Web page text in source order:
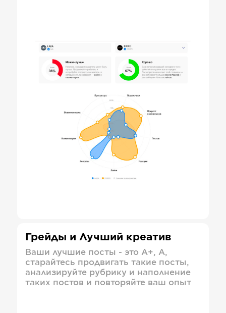
Грейды и Лучший креатив
Ваши лучшие посты - это А+, А,
старайтесь продвигать такие посты,
анализируйте рубрику и наполнение
таких постов и повторяйте ваш опыт